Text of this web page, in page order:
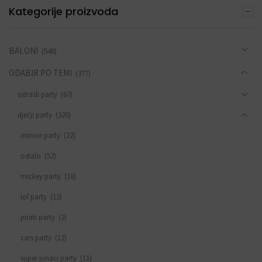
Kategorije proizvoda
BALONI (548)
ODABIR PO TEMI (377)
odrasli party (67)
dječji party (320)
minnie party (22)
ostalo (52)
mickey party (18)
lol party (12)
pirati party (2)
cars party (12)
super junaci party (11)